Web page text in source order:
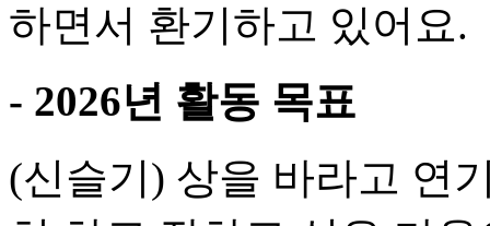
하면서 환기하고 있어요.
- 2026년 활동 목표
(신슬기) 상을 바라고 연